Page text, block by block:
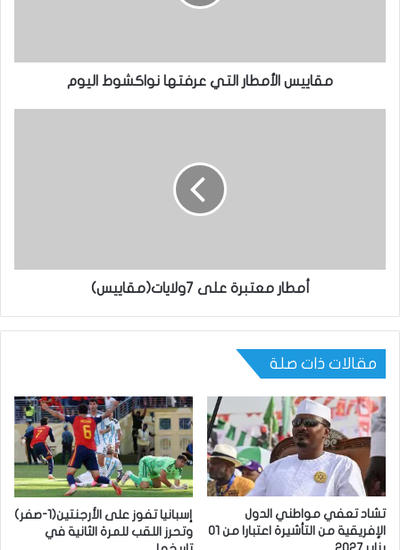
مقاييس الأمطار التي عرفتها نواكشوط اليوم
أمطار معتبرة على 7ولايات(مقاييس)
مقالات ذات صلة
تشاد تعفي مواطني الدول
الإفريقية من التأشيرة اعتبارا من 01
إسبانيا تفوز على الأرجنتين(1-صفر)
وتحرز اللقب للمرة الثانية في